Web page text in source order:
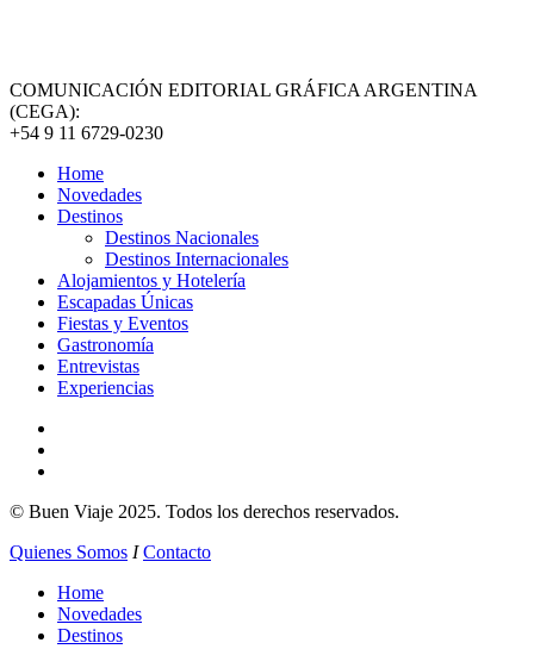
COMUNICACIÓN EDITORIAL GRÁFICA ARGENTINA
(CEGA):
+54 9 11 6729-0230
Home
Novedades
Destinos
Destinos Nacionales
Destinos Internacionales
Alojamientos y Hotelería
Escapadas Únicas
Fiestas y Eventos
Gastronomía
Entrevistas
Experiencias
© Buen Viaje 2025. Todos los derechos reservados.
Quienes Somos I Contacto
Close
Menu
Home
Novedades
Destinos